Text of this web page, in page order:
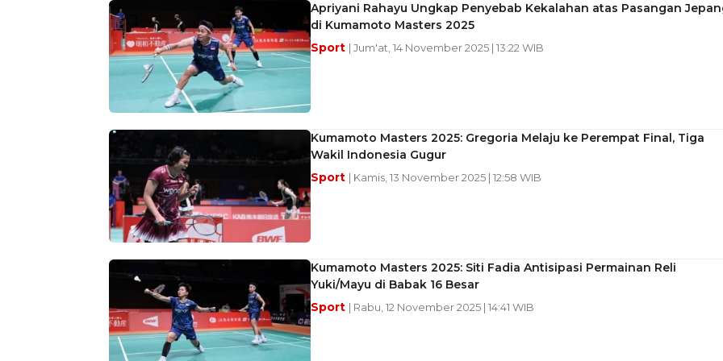
Apriyani Rahayu Ungkap Penyebab Kekalahan atas Pasangan
di Kumamoto Masters 2025
Sport | Jum'at, 14 November 2025 | 13:22 WIB
Kumamoto Masters 2025: Gregoria Melaju ke Perempat Final, Tiga
Wakil Indonesia Gugur
Sport | Kamis, 13 November 2025 | 12:58 WIB
Kumamoto Masters 2025: Siti Fadia Antisipasi Permainan Reli
Yuki/Mayu di Babak 16 Besar
Sport | Rabu, 12 November 2025 | 14:41 WIB